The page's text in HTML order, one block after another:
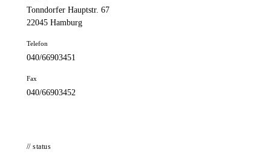
Tonndorfer Hauptstr. 67
22045 Hamburg
Telefon
040/66903451
Fax
040/66903452
// status